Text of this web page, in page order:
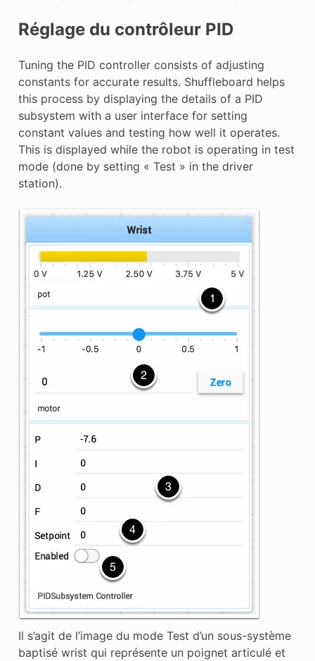
Réglage du contrôleur PID
Tuning the PID controller consists of adjusting
constants for accurate results. Shuffleboard helps
this process by displaying the details of a PID
subsystem with a user interface for setting
constant values and testing how well it operates.
This is displayed while the robot is operating in test
mode (done by setting « Test » in the driver
station).
Il s’agit de l’image du mode Test d’un sous-système
baptisé wrist qui représente un poignet articulé et